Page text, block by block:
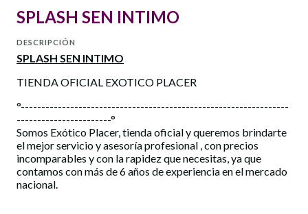
SPLASH SEN INTIMO
DESCRIPCIÓN
SPLASH SEN INTIMO
TIENDA OFICIAL EXOTICO PLACER
°-----------------------------------------------------------------
-----------------------°
Somos Exótico Placer, tienda oficial y queremos brindarte
el mejor servicio y asesoría profesional , con precios
incomparables y con la rapidez que necesitas, ya que
contamos con más de 6 años de experiencia en el mercado
nacional.